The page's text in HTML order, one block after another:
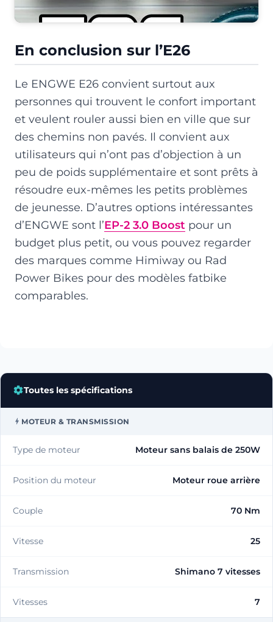
En conclusion sur l’E26
Le ENGWE E26 convient surtout aux
personnes qui trouvent le confort important
et veulent rouler aussi bien en ville que sur
des chemins non pavés. Il convient aux
utilisateurs qui n’ont pas d’objection à un
peu de poids supplémentaire et sont prêts à
résoudre eux-mêmes les petits problèmes
de jeunesse. D’autres options intéressantes
d’ENGWE sont l’EP-2 3.0 Boost pour un
budget plus petit, ou vous pouvez regarder
des marques comme Himiway ou Rad
Power Bikes pour des modèles fatbike
comparables.
Toutes les spécifications
MOTEUR & TRANSMISSION
Type de moteur Moteur sans balais de 250W
Position du moteur Moteur roue arrière
Couple 70 Nm
Vitesse 25
Transmission Shimano 7 vitesses
Vitesses 7